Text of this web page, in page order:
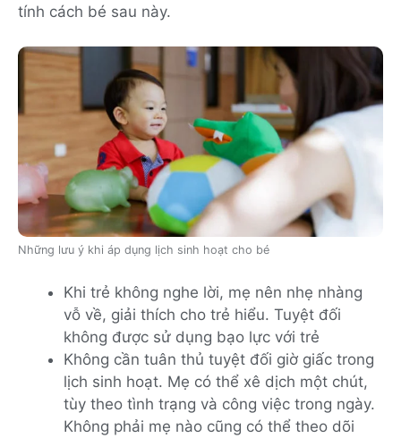
tính cách bé sau này.
Những lưu ý khi áp dụng lịch sinh hoạt cho bé
Khi trẻ không nghe lời, mẹ nên nhẹ nhàng
vỗ về, giải thích cho trẻ hiểu. Tuyệt đối
không được sử dụng bạo lực với trẻ
Không cần tuân thủ tuyệt đối giờ giấc trong
lịch sinh hoạt. Mẹ có thể xê dịch một chút,
tùy theo tình trạng và công việc trong ngày.
Không phải mẹ nào cũng có thể theo dõi